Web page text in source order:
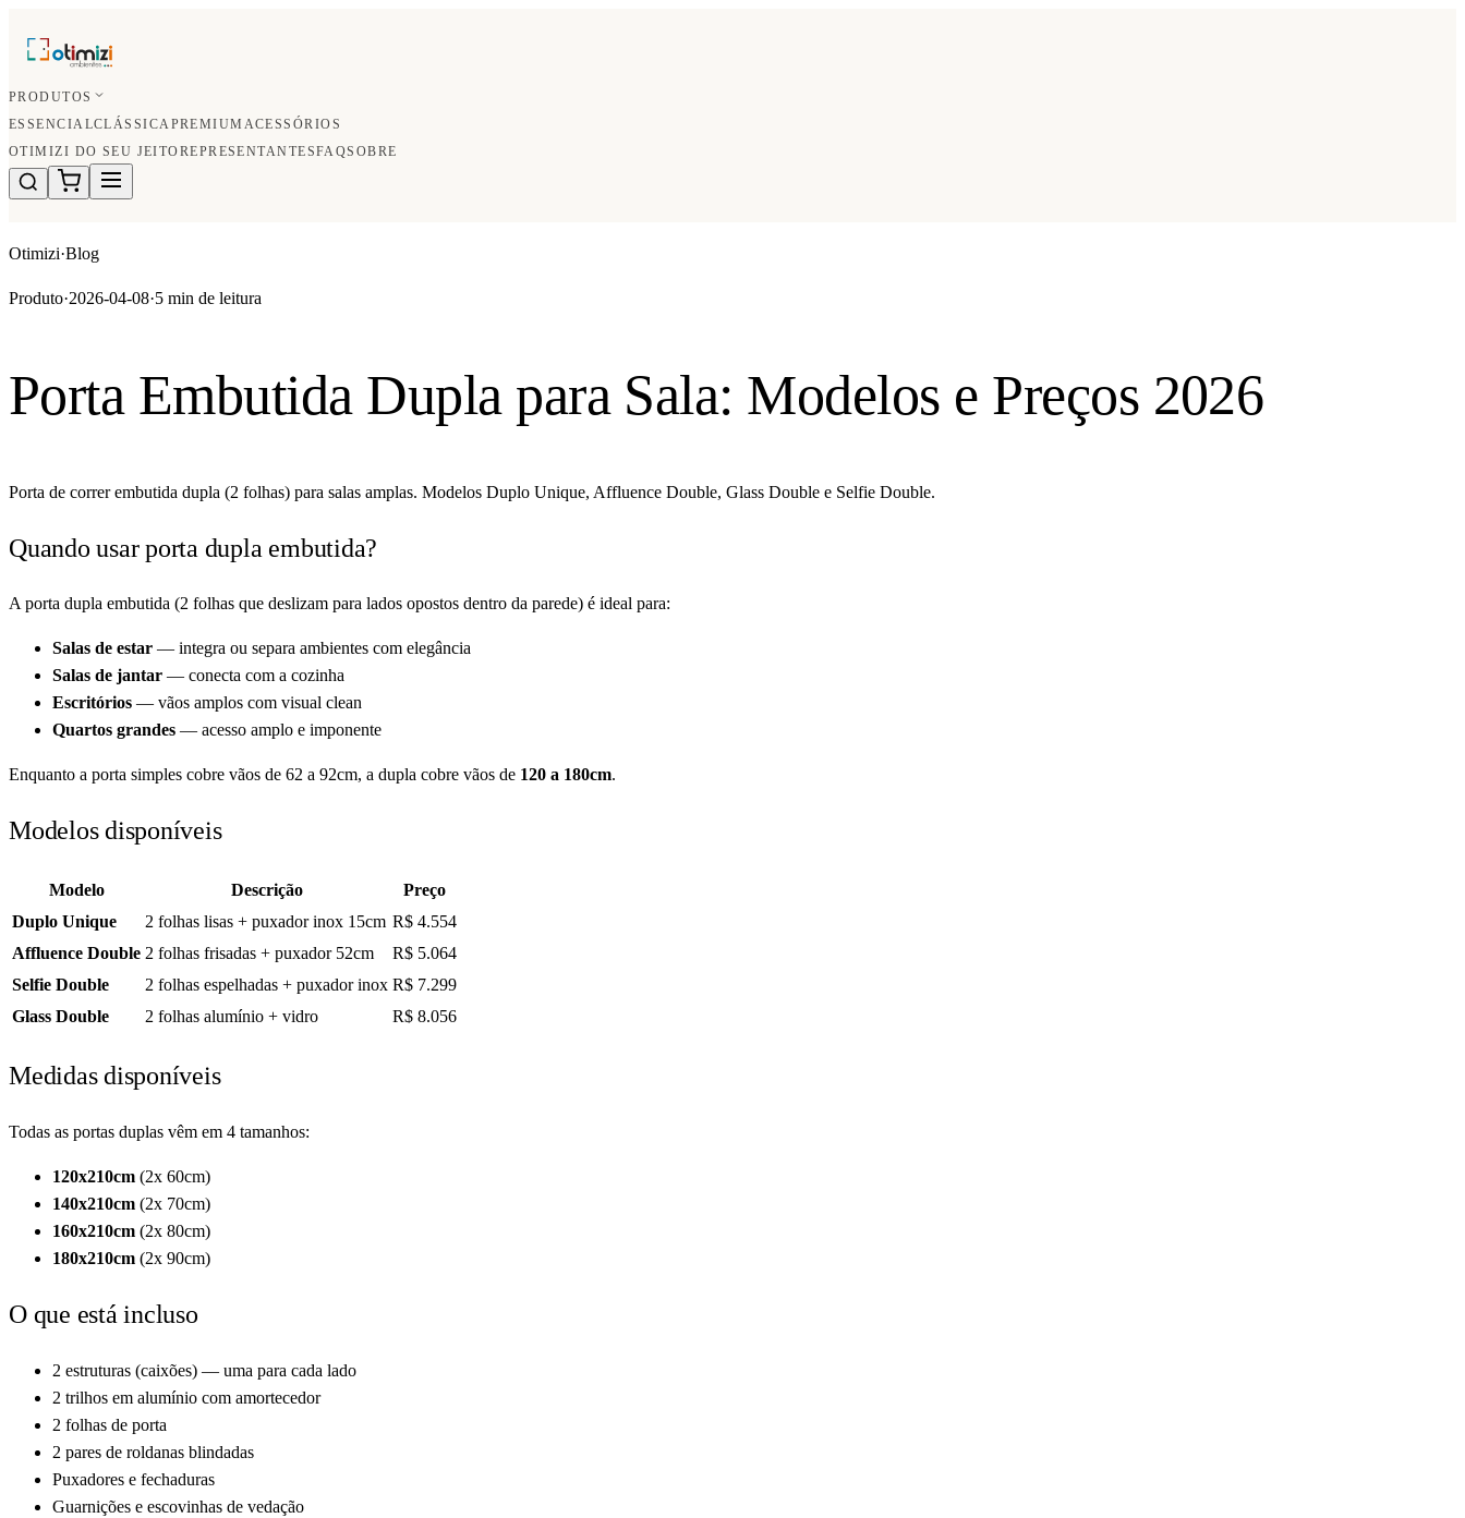
PRODUTOS
ESSENCIALCLÁSSICAPREMIUM ACESSÓRIOS
OTIMIZI DO SEU JEITOREPRESENTANTESFAQSOBRE
Otimizi·Blog
Produto·2026-04-08·5 min de leitura
Porta Embutida Dupla para Sala: Modelos e Preços 2026
Porta de correr embutida dupla (2 folhas) para salas amplas. Modelos Duplo Unique, Affluence Double, Glass Double e Selfie Double.
Quando usar porta dupla embutida?
A porta dupla embutida (2 folhas que deslizam para lados opostos dentro da parede) é ideal para:
Salas de estar — integra ou separa ambientes com elegância
Salas de jantar — conecta com a cozinha
Escritórios — vãos amplos com visual clean
Quartos grandes — acesso amplo e imponente
Enquanto a porta simples cobre vãos de 62 a 92cm, a dupla cobre vãos de 120 a 180cm.
Modelos disponíveis
Modelo Descrição
Preço
Duplo Unique
2 folhas lisas + puxador inox 15cm R$ 4.554
Affluence Double 2 folhas frisadas + puxador 52cm
R$ 5.064
Selfie Double
2 folhas espelhadas + puxador inox R$ 7.299
Glass Double
2 folhas alumínio + vidro R$ 8.056
Medidas disponíveis
Todas as portas duplas vêm em 4 tamanhos:
120x210cm (2x 60cm)
140x210cm (2x 70cm)
160x210cm (2x 80cm)
180x210cm (2x 90cm)
O que está incluso
2 estruturas (caixões) — uma para cada lado
2 trilhos em alumínio com amortecedor
2 folhas de porta
2 pares de roldanas blindadas
Puxadores e fechaduras
Guarnições e escovinhas de vedação